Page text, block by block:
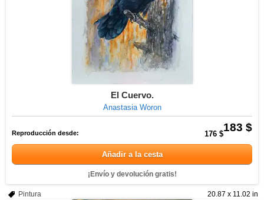
El Cuervo.
Anastasia Woron
183 $
Reproducción desde: 176 $
Añadir a la cesta
¡Envío y devolución gratis!
20.87 x 11.02 in
Pintura